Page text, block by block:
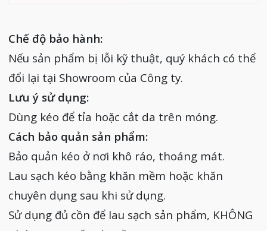
Chế độ bảo hành:
Nếu sản phẩm bị lỗi kỹ thuật, quý khách có thể
đổi lại tại Showroom của Công ty.
Lưu ý sử dụng:
Dùng kéo để tỉa hoặc cắt da trên móng.
Cách bảo quản sản phẩm:
Bảo quản kéo ở nơi khô ráo, thoáng mát.
Lau sạch kéo bằng khăn mềm hoặc khăn
chuyên dụng sau khi sử dụng.
Sử dụng đủ cồn để lau sạch sản phẩm, KHÔNG